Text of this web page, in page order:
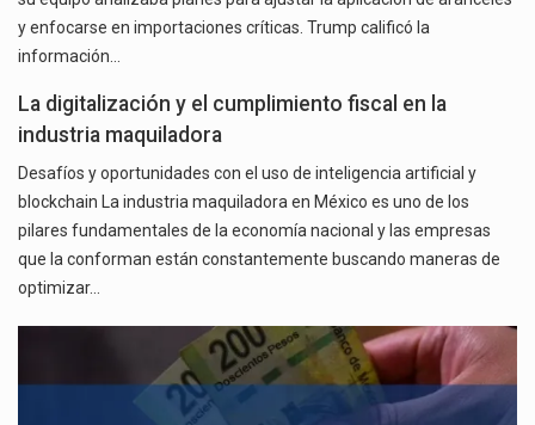
y enfocarse en importaciones críticas. Trump calificó la
información…
La digitalización y el cumplimiento fiscal en la
industria maquiladora
Desafíos y oportunidades con el uso de inteligencia artificial y
blockchain La industria maquiladora en México es uno de los
pilares fundamentales de la economía nacional y las empresas
que la conforman están constantemente buscando maneras de
optimizar…